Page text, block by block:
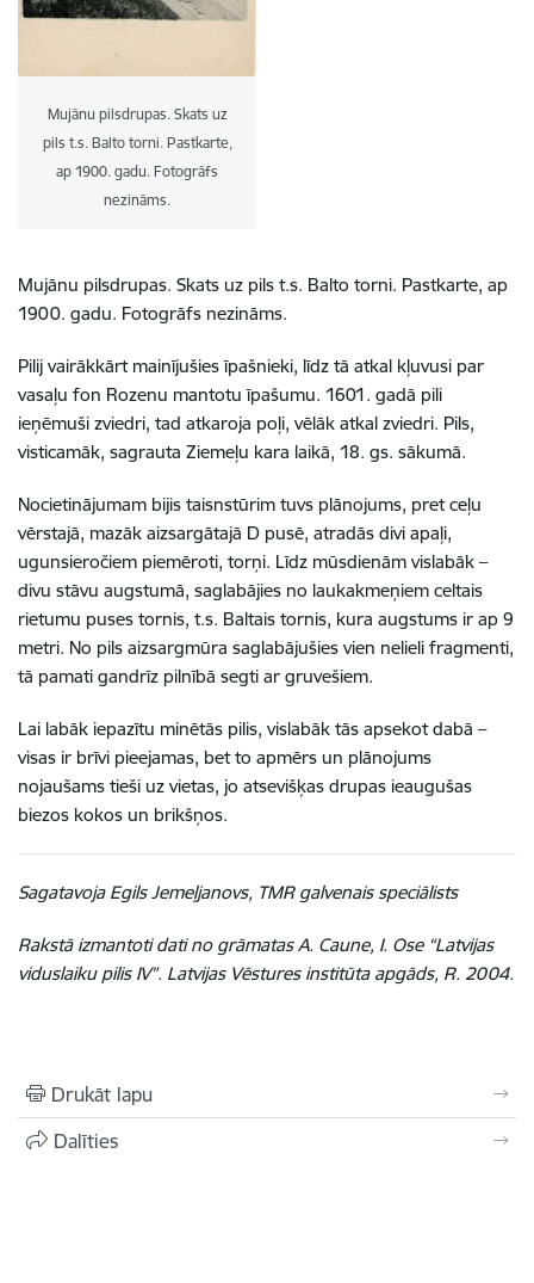
Mujānu pilsdrupas. Skats uz
pils t.s. Balto torni. Pastkarte,
ap 1900. gadu. Fotogrāfs
nezināms.
Mujānu pilsdrupas. Skats uz pils t.s. Balto torni. Pastkarte, ap
1900. gadu. Fotogrāfs nezināms.
Pilij vairākkārt mainījušies īpašnieki, līdz tā atkal kļuvusi par
vasaļu fon Rozenu mantotu īpašumu. 1601. gadā pili
ieņēmuši zviedri, tad atkaroja poļi, vēlāk atkal zviedri. Pils,
visticamāk, sagrauta Ziemeļu kara laikā, 18. gs. sākumā.
Nocietinājumam bijis taisnstūrim tuvs plānojums, pret ceļu
vērstajā, mazāk aizsargātajā D pusē, atradās divi apaļi,
ugunsieročiem piemēroti, torņi. Līdz mūsdienām vislabāk –
divu stāvu augstumā, saglabājies no laukakmeņiem celtais
rietumu puses tornis, t.s. Baltais tornis, kura augstums ir ap 9
metri. No pils aizsargmūra saglabājušies vien nelieli fragmenti,
tā pamati gandrīz pilnībā segti ar gruvešiem.
Lai labāk iepazītu minētās pilis, vislabāk tās apsekot dabā –
visas ir brīvi pieejamas, bet to apmērs un plānojums
nojaušams tieši uz vietas, jo atsevišķas drupas ieaugušas
biezos kokos un brikšņos.
Sagatavoja Egils Jemeļjanovs, TMR galvenais speciālists
Rakstā izmantoti dati no grāmatas A. Caune, I. Ose “Latvijas
viduslaiku pilis IV”. Latvijas Vēstures institūta apgāds, R. 2004.
Drukāt lapu
Dalīties